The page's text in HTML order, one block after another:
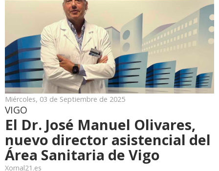
Miércoles, 03 de Septiembre de 2025
VIGO
El Dr. José Manuel Olivares,
nuevo director asistencial del
Área Sanitaria de Vigo
Xornal21.es